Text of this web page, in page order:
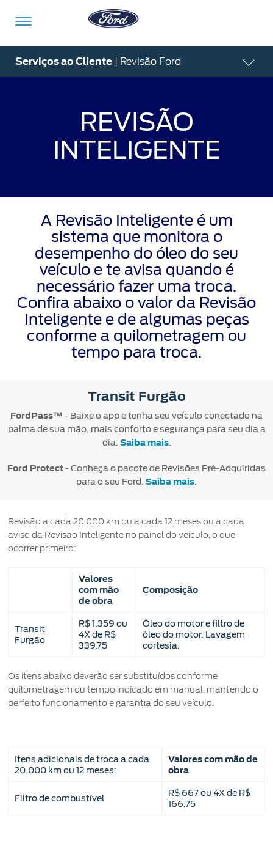
Ir para o conteúdo
Veículos
Ofertas
Comprar
Compre
Monte
o Seu
Peças
Mercado
Livre
Acessórios
Serviços
Financeiros
Ford
Credit
Menu
Ford
Credit
Serviços
Serviços
Ford
Venda
Recall
Ford
Protect
Garantia
Ford
Meu
Experiências
Ford
Proprietários
Tutoriais
(Guia
Serviço
Leva e
Traz
Ford
Serviço
Tecnologia
SYNC®
App
Ford
Emergência
Applink™
SYNC®
Pro™
Iniciar
sessão
Iniciar
sessão
Minha
Conta
Criar
uma
conta
Serviços ao Cliente | Revisão Ford
REVISÃO
INTELIGENTE
A Revisão Inteligente é um
sistema que monitora o
desempenho do óleo do seu
veículo e te avisa quando é
necessário fazer uma troca.
Confira abaixo o valor da Revisão
Inteligente e de algumas peças
conforme a quilometragem ou
tempo para troca.
Transit Furgão
FordPass™ - Baixe o app e tenha seu veículo conectado na
palma de sua mão, mais conforto e segurança para seu dia a
dia. Saiba mais.
Ford Protect- Conheça o pacote de Revisões Pré-Adquiridas
para o seu Ford. Saiba mais.
Revisão a cada 20.000 km ou a cada 12 meses ou a cada
aviso da Revisão Inteligente no painel do veículo, o que
ocorrer primeiro:
Valores
com mão
de obra
Composição
Transit
Furgão
R$ 1.359 ou
4X de R$
339,75
Óleo do motor e filtro de
óleo do motor. Lavagem
cortesia.
Os itens abaixo deverão ser substituídos conforme
quilometragem ou tempo indicado em manual, mantendo o
perfeito funcionamento e garantia do seu veículo.
Itens adicionais de troca a cada
20.000 km ou 12 meses:
Valores com mão de
obra
Filtro de combustível
R$ 667 ou 4X de R$
166,75